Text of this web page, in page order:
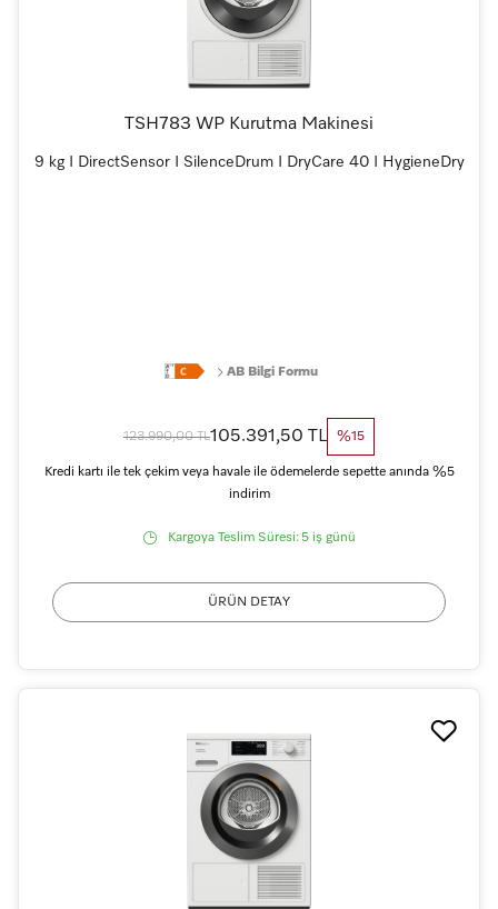
TSH783 WP Kurutma Makinesi
9 kg I DirectSensor I SilenceDrum I DryCare 40 I HygieneDry
AB Bilgi Formu
123.990,00 TL105.391,50 TL %15
Kredi kartı ile tek çekim veya havale ile ödemelerde sepette anında %5
indirim
Kargoya Teslim Süresi: 5 iş günü
ÜRÜN DETAY